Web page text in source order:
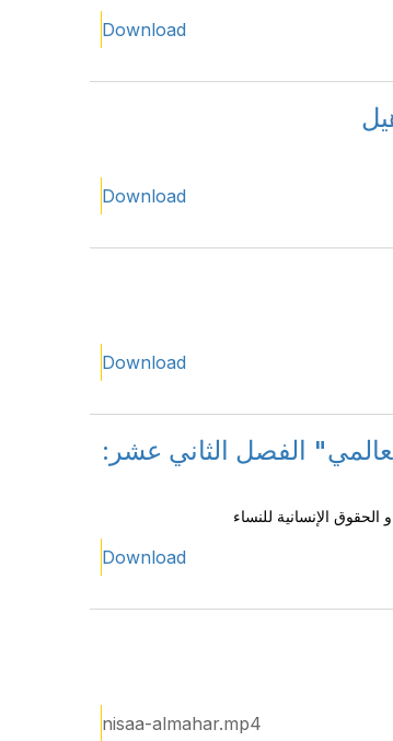
Download
Download
Download
الفصل الثاني عشر:
الإنسانية للنساء
Download
nisaa-almahar.mp4